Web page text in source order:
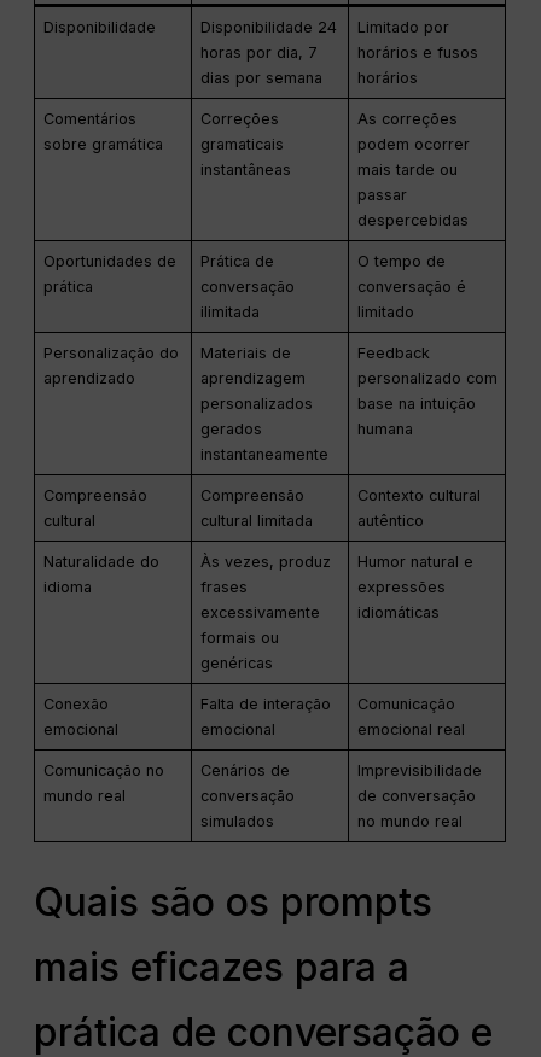
Disponibilidade
Disponibilidade 24
horas por dia, 7
dias por semana
Limitado por
horários e fusos
horários
Comentários
sobre gramática
Correções
gramaticais
instantâneas
As correções
podem ocorrer
mais tarde ou
passar
despercebidas
Oportunidades de
prática
Prática de
conversação
ilimitada
O tempo de
conversação é
limitado
Personalização do
aprendizado
Materiais de
aprendizagem
personalizados
gerados
instantaneamente
Feedback
personalizado com
base na intuição
humana
Compreensão
cultural
Compreensão
cultural limitada
Contexto cultural
autêntico
Naturalidade do
idioma
Às vezes, produz
frases
excessivamente
formais ou
genéricas
Humor natural e
expressões
idiomáticas
Conexão
emocional
Falta de interação
emocional
Comunicação
emocional real
Comunicação no
mundo real
Cenários de
conversação
simulados
Imprevisibilidade
de conversação
no mundo real
Quais são os prompts
mais eficazes para a
prática de conversação e